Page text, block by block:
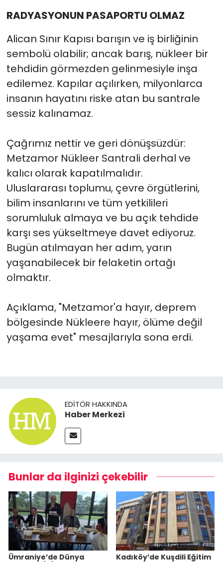
RADYASYONUN PASAPORTU OLMAZ
Alican Sınır Kapısı barışın ve iş birliğinin
sembolü olabilir; ancak barış, nükleer bir
tehdidin görmezden gelinmesiyle inşa
edilemez. Kapılar açılırken, milyonlarca
insanın hayatını riske atan bu santrale
sessiz kalınamaz.
Çağrımız nettir ve geri dönüşsüzdür:
Metzamor Nükleer Santrali derhal ve
kalıcı olarak kapatılmalıdır.
Uluslararası toplumu, çevre örgütlerini,
bilim insanlarını ve tüm yetkilileri
sorumluluk almaya ve bu açık tehdide
karşı ses yükseltmeye davet ediyoruz.
Bugün atılmayan her adım, yarın
yaşanabilecek bir felaketin ortağı
olmaktır.
Açıklama, "Metzamor'a hayır, deprem
bölgesinde Nükleere hayır, ölüme değil
yaşama evet" mesajlarıyla sona erdi.
EDITÖR HAKKINDA
Haber Merkezi
Bunlar da ilginizi çekebilir
Ümraniye’de Dünya
Kadıköy’de Kuşdili Eğitim